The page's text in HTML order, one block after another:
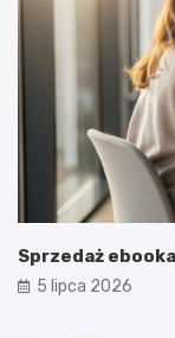
Sprzedaż
5 lipca 2026